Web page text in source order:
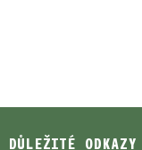
DŮLEŽITÉ ODKAZY